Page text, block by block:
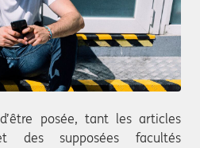
posée, tant les articles
des supposées facultés